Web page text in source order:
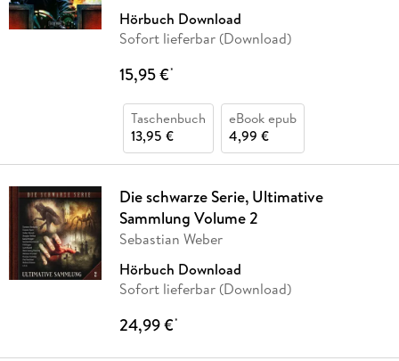
Hörbuch Download
Sofort lieferbar (Download)
15,95 €*
Taschenbuch
13,95 €
eBook epub
4,99 €
Die schwarze Serie, Ultimative
Sammlung Volume 2
Sebastian Weber
Hörbuch Download
Sofort lieferbar (Download)
24,99 €*